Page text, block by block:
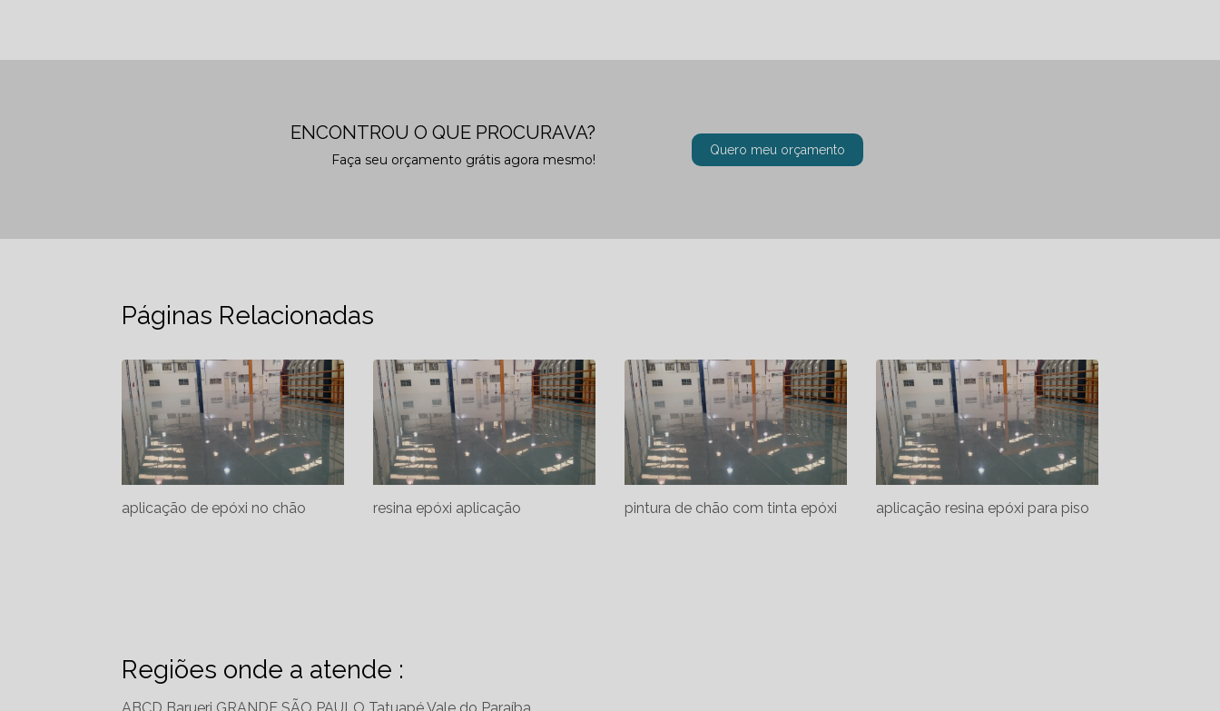
ENCONTROU O QUE PROCURAVA?
Faça seu orçamento grátis agora mesmo!
Quero meu orçamento
Páginas Relacionadas
aplicação de epóxi no chão resina epóxi aplicação pintura de chão com tinta epóxi aplicação resina epóxi para piso
Regiões onde a atende :